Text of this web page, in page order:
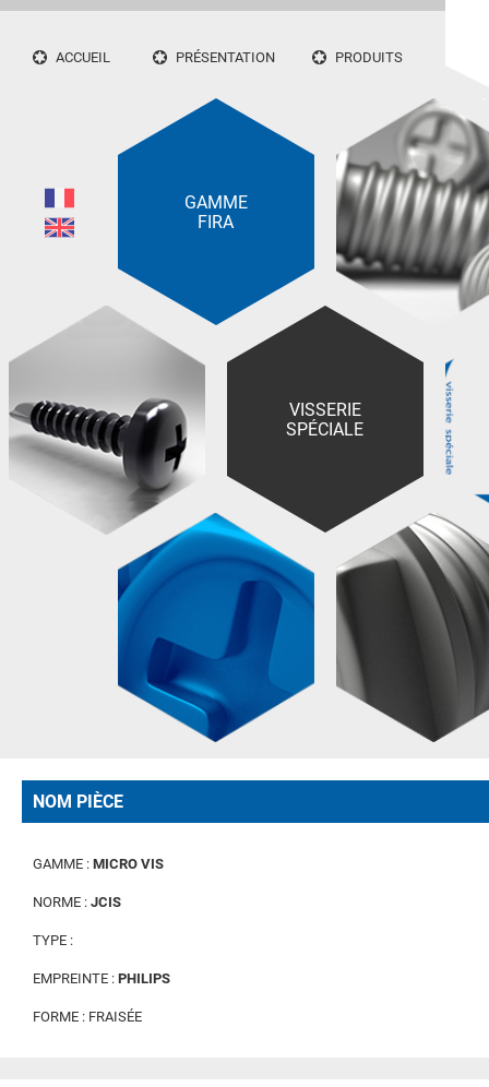
ACCUEIL PRÉSENTATION PRODUITS
GAMME
FIRA
VISSERIE
SPÉCIALE
NOM PIÈCE
GAMME : MICRO VIS
NORME : JCIS
TYPE :
EMPREINTE : PHILIPS
FORME : FRAISÉE